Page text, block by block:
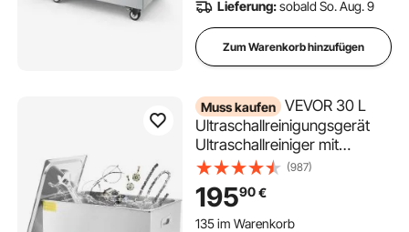
Instrumente
Lieferung:sobald So. Aug. 9
Zum Warenkorb hinzufügen
Muss kaufen VEVOR 30 L
Ultraschallreinigungsgerät
Ultraschallreiniger mit
Heizung 600 W
Ultraschallreiniger aus
Edelstahl Ultraschall
Reinigungsgerät für Brillen
(987)
19590€
135 im Warenkorb
5.6K+ Aufrufe Kürzlich